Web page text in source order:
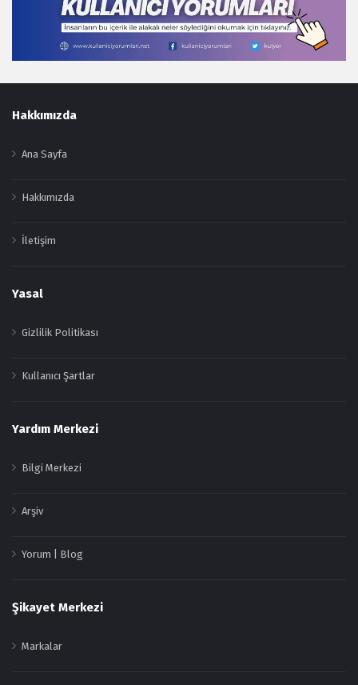
Footer
Hakkımızda
Ana Sayfa
Hakkımızda
İletişim
Yasal
Gizlilik Politikası
Kullanıcı Şartlar
Yardım Merkezi
Bilgi Merkezi
Arşiv
Yorum | Blog
Şikayet Merkezi
Markalar